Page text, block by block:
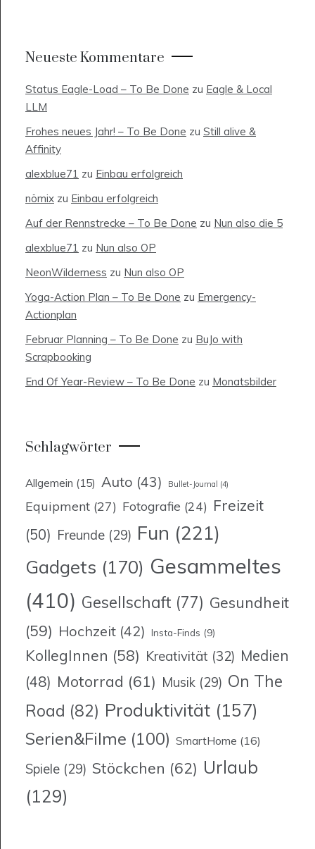
Neueste Kommentare
Status Eagle-Load – To Be Done zu Eagle & Local
LLM
Frohes neues Jahr! – To Be Done zu Still alive &
Affinity
alexblue71 zu Einbau erfolgreich
nömix zu Einbau erfolgreich
Auf der Rennstrecke – To Be Done zu Nun also die 5
alexblue71 zu Nun also OP
NeonWilderness zu Nun also OP
Yoga-Action Plan – To Be Done zu Emergency-
Actionplan
Februar Planning – To Be Done zu BuJo with
Scrapbooking
End Of Year-Review – To Be Done zu Monatsbilder
Schlagwörter
Allgemein (15) Auto (43) Bullet-Journal (4)
Equipment (27) Fotografie (24) Freizeit
(50) Freunde (29) Fun (221)
Gadgets (170) Gesammeltes
(410) Gesellschaft (77) Gesundheit
(59) Hochzeit (42) Insta-Finds (9)
KollegInnen (58) Kreativität (32) Medien
(48) Motorrad (61) Musik (29) On The
Road (82) Produktivität (157)
Serien&Filme (100) SmartHome (16)
Spiele (29) Stöckchen (62) Urlaub
(129)